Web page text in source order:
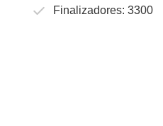
Finalizadores: 3300